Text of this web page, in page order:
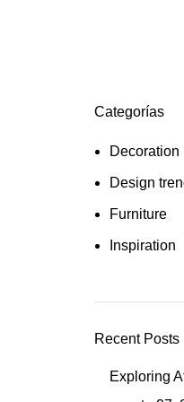
Categorías
Decoration
Design
Furniture
Inspiration
Recent Posts
Exploring